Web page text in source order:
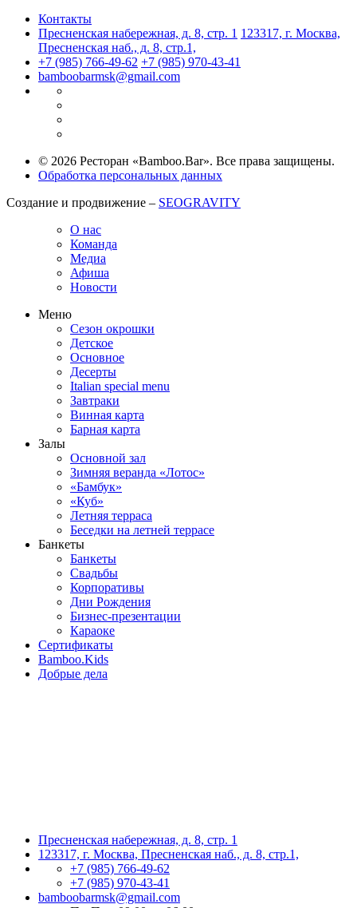
Контакты
Пресненская набережная, д. 8, стр. 1 123317, г. Москва,
Пресненская наб., д. 8, стр.1,
+7 (985) 766-49-62 +7 (985) 970-43-41
bamboobarmsk@gmail.com
© 2026 Ресторан «Bamboo.Bar». Все права защищены.
Обработка персональных данных
Создание и продвижение – SEOGRAVITY
О нас
Команда
Медиа
Афиша
Новости
Меню
Сезон окрошки
Детское
Основное
Десерты
Italian special menu
Завтраки
Винная карта
Барная карта
Залы
Основной зал
Зимняя веранда «Лотос»
«Бамбук»
«Куб»
Летняя терраса
Беседки на летней террасе
Банкеты
Банкеты
Свадьбы
Корпоративы
Дни Рождения
Бизнес-презентации
Караоке
Сертификаты
Bamboo.Kids
Добрые дела
Пресненская набережная, д. 8, стр. 1
123317, г. Москва, Пресненская наб., д. 8, стр.1,
+7 (985) 766-49-62
+7 (985) 970-43-41
bamboobarmsk@gmail.com